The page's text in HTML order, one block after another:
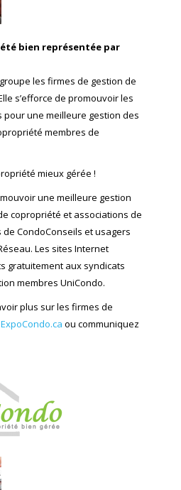
bien représentée par
les firmes de gestion de
s’efforce de promouvoir les
pour une meilleure gestion des
membres de
mieux gérée !
une meilleure gestion
copropriété et associations de
CondoConseils et usagers
Les sites Internet
gratuitement aux syndicats
membres UniCondo.
plus sur les firmes de
ou communiquez